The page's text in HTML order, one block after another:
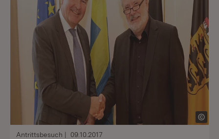
Antrittsbesuch 09.10.2017